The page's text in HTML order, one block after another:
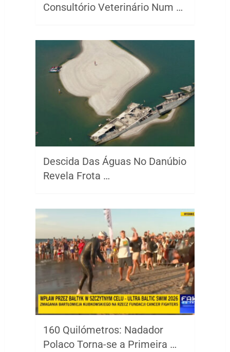
Consultório Veterinário Num …
Descida Das Águas No Danúbio
Revela Frota …
160 Quilómetros: Nadador
Polaco Torna-se a Primeira …